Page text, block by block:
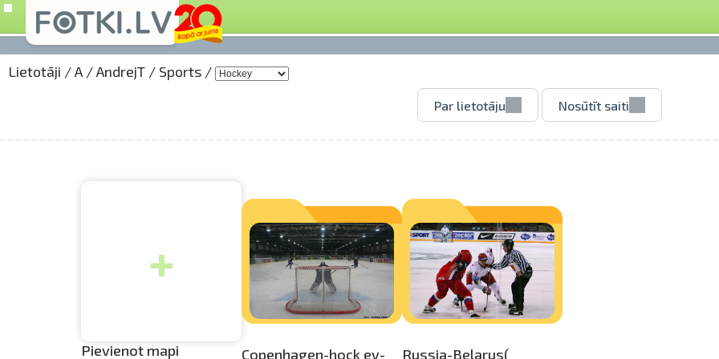
Lietotāji /A /AndrejT / Sports /
Par lietotāju Nosūtīt saiti
+
Pievienot mapi Copenhagen­-hock ey-
Russia-Bel­arus(